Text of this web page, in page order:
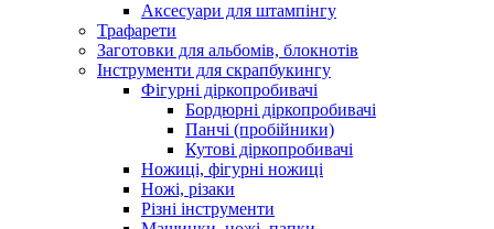
Аксесуари для штампінгу
Трафарети
Заготовки для альбомів, блокнотів
Інструменти для скрапбукингу
Фігурні діркопробивачі
Бордюрні діркопробивачі
Панчі (пробійники)
Кутові діркопробивачі
Ножиці, фігурні ножиці
Ножі, різаки
Різні інструменти